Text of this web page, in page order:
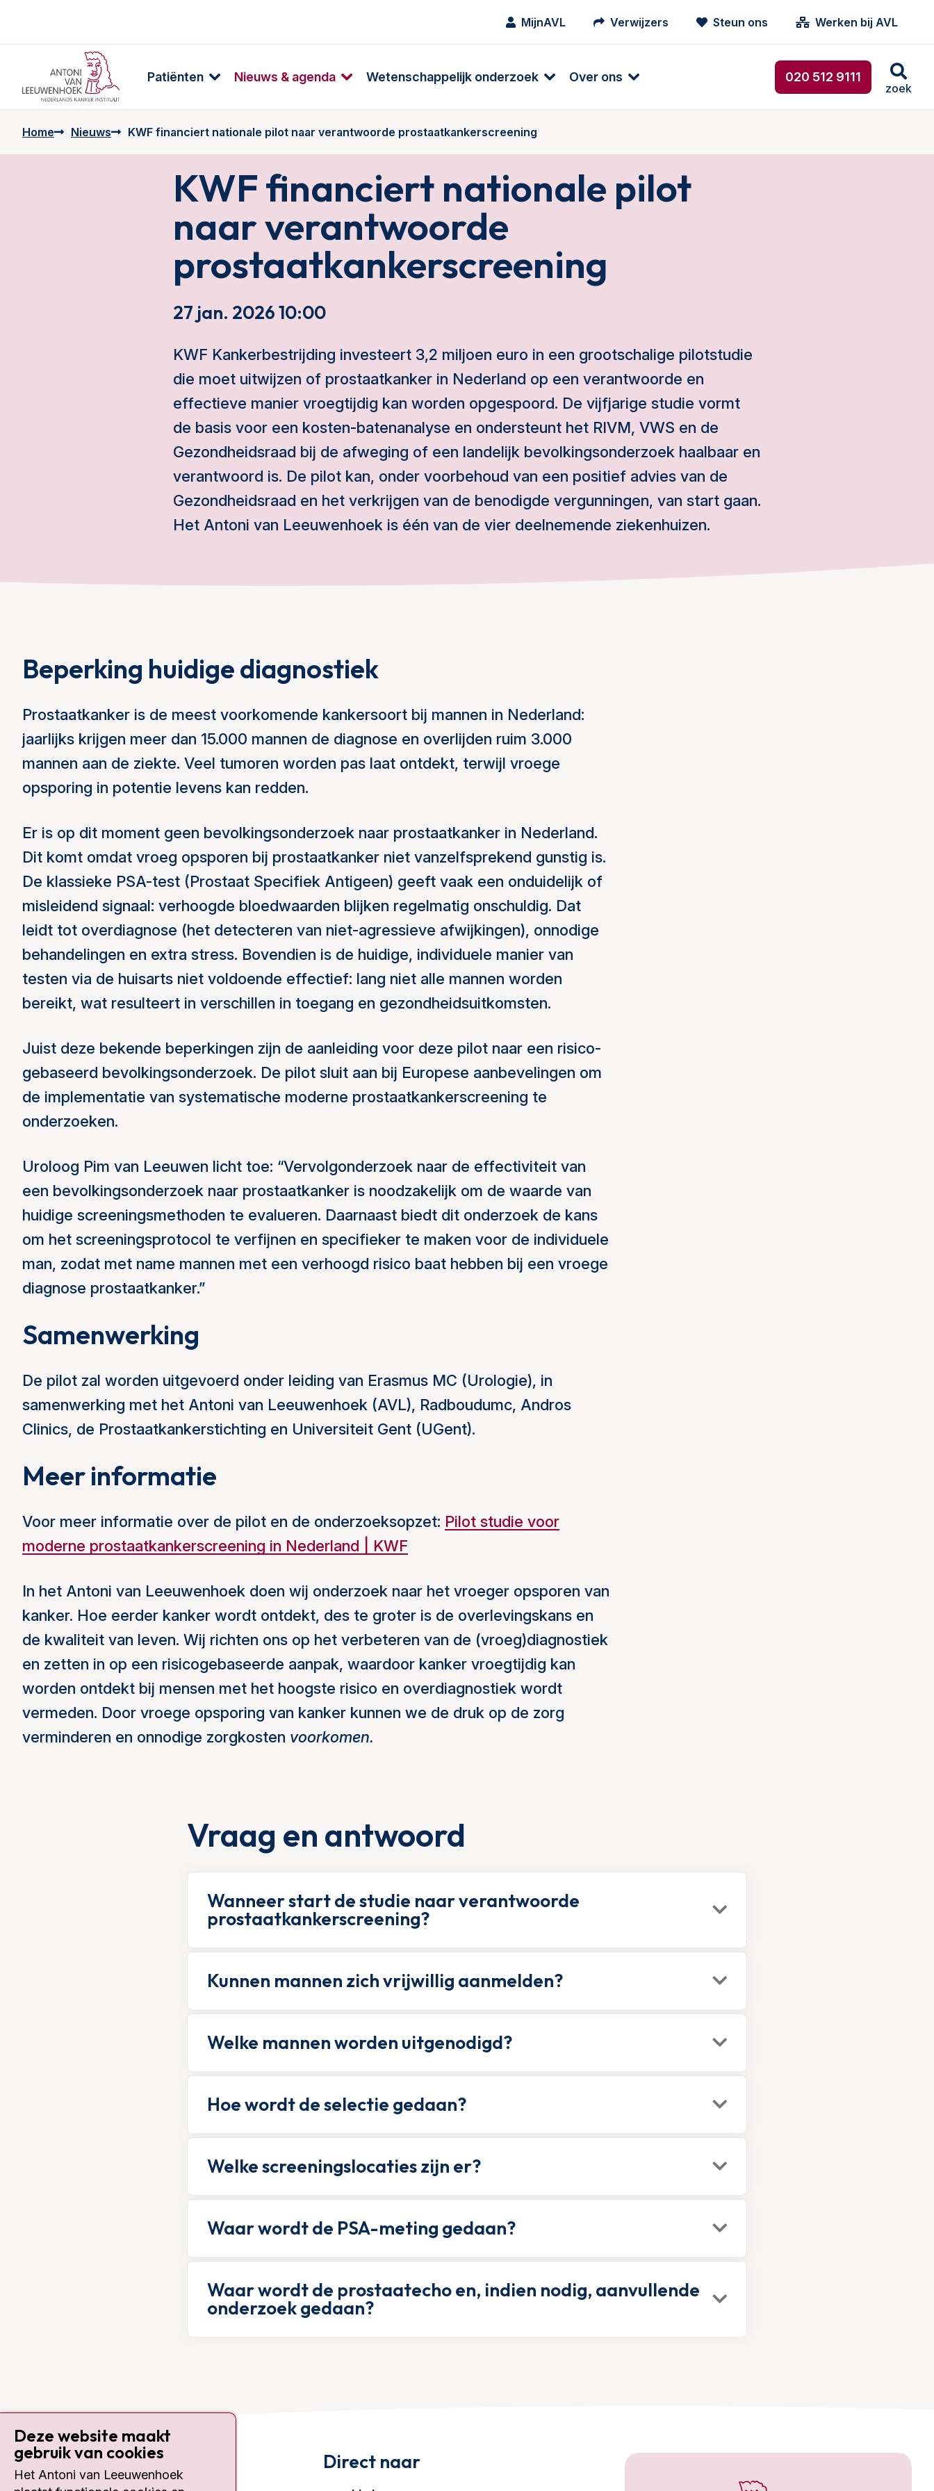
MijnAVL Verwijzers Steun ons Werken bij AVL
Patiënten Nieuws & agenda Wetenschappelijk onderzoek Over ons 020 512 9111
zoek
Home Nieuws KWF financiert nationale pilot naar verantwoorde prostaatkankerscreening
KWF financiert nationale pilot
naar verantwoorde
prostaatkankerscreening
27 jan. 2026 10:00
KWF Kankerbestrijding investeert 3,2 miljoen euro in een grootschalige pilotstudie
die moet uitwijzen of prostaatkanker in Nederland op een verantwoorde en
effectieve manier vroegtijdig kan worden opgespoord. De vijfjarige studie vormt
de basis voor een kosten-batenanalyse en ondersteunt het RIVM, VWS en de
Gezondheidsraad bij de afweging of een landelijk bevolkingsonderzoek haalbaar en
verantwoord is. De pilot kan, onder voorbehoud van een positief advies van de
Gezondheidsraad en het verkrijgen van de benodigde vergunningen, van start gaan.
Het Antoni van Leeuwenhoek is één van de vier deelnemende ziekenhuizen.
Beperking huidige diagnostiek
Prostaatkanker is de meest voorkomende kankersoort bij mannen in Nederland:
jaarlijks krijgen meer dan 15.000 mannen de diagnose en overlijden ruim 3.000
mannen aan de ziekte. Veel tumoren worden pas laat ontdekt, terwijl vroege
opsporing in potentie levens kan redden.
Er is op dit moment geen bevolkingsonderzoek naar prostaatkanker in Nederland.
Dit komt omdat vroeg opsporen bij prostaatkanker niet vanzelfsprekend gunstig is.
De klassieke PSA-test (Prostaat Specifiek Antigeen) geeft vaak een onduidelijk of
misleidend signaal: verhoogde bloedwaarden blijken regelmatig onschuldig. Dat
leidt tot overdiagnose (het detecteren van niet-agressieve afwijkingen), onnodige
behandelingen en extra stress. Bovendien is de huidige, individuele manier van
testen via de huisarts niet voldoende effectief: lang niet alle mannen worden
bereikt, wat resulteert in verschillen in toegang en gezondheidsuitkomsten.
Juist deze bekende beperkingen zijn de aanleiding voor deze pilot naar een risico-
gebaseerd bevolkingsonderzoek. De pilot sluit aan bij Europese aanbevelingen om
de implementatie van systematische moderne prostaatkankerscreening te
onderzoeken.
Uroloog Pim van Leeuwen licht toe: “Vervolgonderzoek naar de effectiviteit van
een bevolkingsonderzoek naar prostaatkanker is noodzakelijk om de waarde van
huidige screeningsmethoden te evalueren. Daarnaast biedt dit onderzoek de kans
om het screeningsprotocol te verfijnen en specifieker te maken voor de individuele
man, zodat met name mannen met een verhoogd risico baat hebben bij een vroege
diagnose prostaatkanker.”
Samenwerking
De pilot zal worden uitgevoerd onder leiding van Erasmus MC (Urologie), in
samenwerking met het Antoni van Leeuwenhoek (AVL), Radboudumc, Andros
Clinics, de Prostaatkankerstichting en Universiteit Gent (UGent).
Meer informatie
Voor meer informatie over de pilot en de onderzoeksopzet: Pilot studie voor
moderne prostaatkankerscreening in Nederland | KWF
In het Antoni van Leeuwenhoek doen wij onderzoek naar het vroeger opsporen van
kanker. Hoe eerder kanker wordt ontdekt, des te groter is de overlevingskans en
de kwaliteit van leven. Wij richten ons op het verbeteren van de (vroeg)diagnostiek
en zetten in op een risicogebaseerde aanpak, waardoor kanker vroegtijdig kan
worden ontdekt bij mensen met het hoogste risico en overdiagnostiek wordt
vermeden. Door vroege opsporing van kanker kunnen we de druk op de zorg
verminderen en onnodige zorgkosten voorkomen.
Vraag en antwoord
Wanneer start de studie naar verantwoorde
prostaatkankerscreening?
Kunnen mannen zich vrijwillig aanmelden?
Welke mannen worden uitgenodigd?
Hoe wordt de selectie gedaan?
Welke screeningslocaties zijn er?
Waar wordt de PSA-meting gedaan?
Waar wordt de prostaatecho en, indien nodig, aanvullende
onderzoek gedaan?
Contact Direct naar
Deze website maakt
gebruik van cookies
Het Antoni van Leeuwenhoek